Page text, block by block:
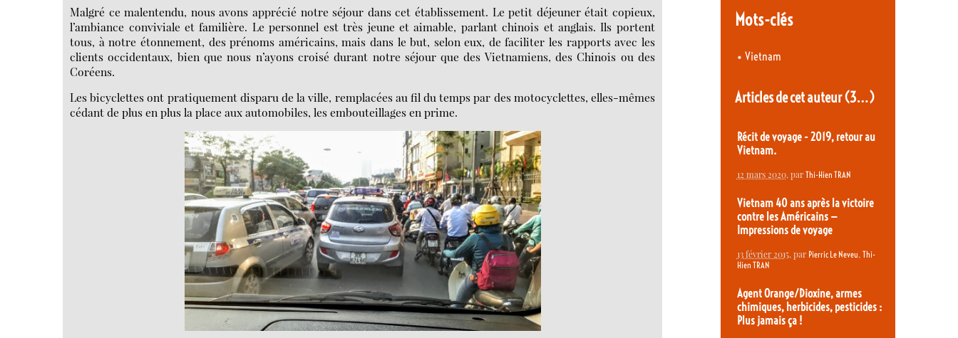
Malgré ce malentendu, nous avons apprécié notre séjour dans cet établissement. Le petit déjeuner était copieux,
l’ambiance conviviale et familière. Le personnel est très jeune et aimable, parlant chinois et anglais. Ils portent
tous, à notre étonnement, des prénoms américains, mais dans le but, selon eux, de faciliter les rapports avec les
clients occidentaux, bien que nous n’ayons croisé durant notre séjour que des Vietnamiens, des Chinois ou des
Coréens.
Les bicyclettes ont pratiquement disparu de la ville, remplacées au fil du temps par des motocyclettes, elles-mêmes
cédant de plus en plus la place aux automobiles, les embouteillages en prime.
Mots-clés
• Vietnam
Articles de cet auteur(3…)
Récit de voyage - 2019, retour au
Vietnam.
12 mars 2020, par Thi-Hien TRAN
Vietnam 40 ans après la victoire
contre les Américains —
Impressions de voyage
13 février 2015, par Pierric Le Neveu, Thi-
Hien TRAN
Agent Orange/Dioxine, armes
chimiques, herbicides, pesticides :
Plus jamais ça !